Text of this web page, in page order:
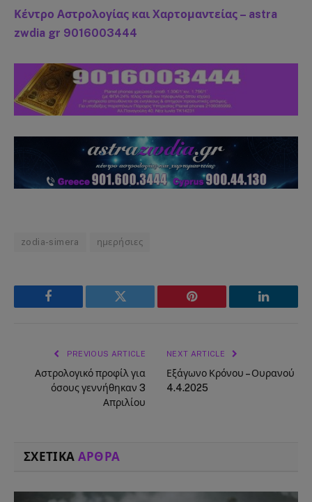
Κέντρο Αστρολογίας και Χαρτομαντείας – astra
zwdia gr 9016003444
zodia-simera ημερήσιες
Facebook Twitter Pinterest LinkedIn
PREVIOUS ARTICLE
Αστρολογικό προφίλ για
όσους γεννήθηκαν 3
Απριλίου
NEXT ARTICLE
Εξάγωνο Κρόνου – Ουρανού
4.4.2025
ΣΧΕΤΙΚΑ ΑΡΘΡΑ